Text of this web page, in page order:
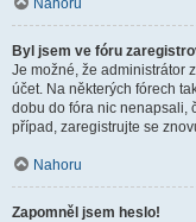
Nahoru
Byl jsem ve fóru
Je možné, že administrátor
účet. Na některých fórech
dobu do fóra nic nenapsali,
případ, zaregistrujte se
Nahoru
Zapomněl jsem heslo!